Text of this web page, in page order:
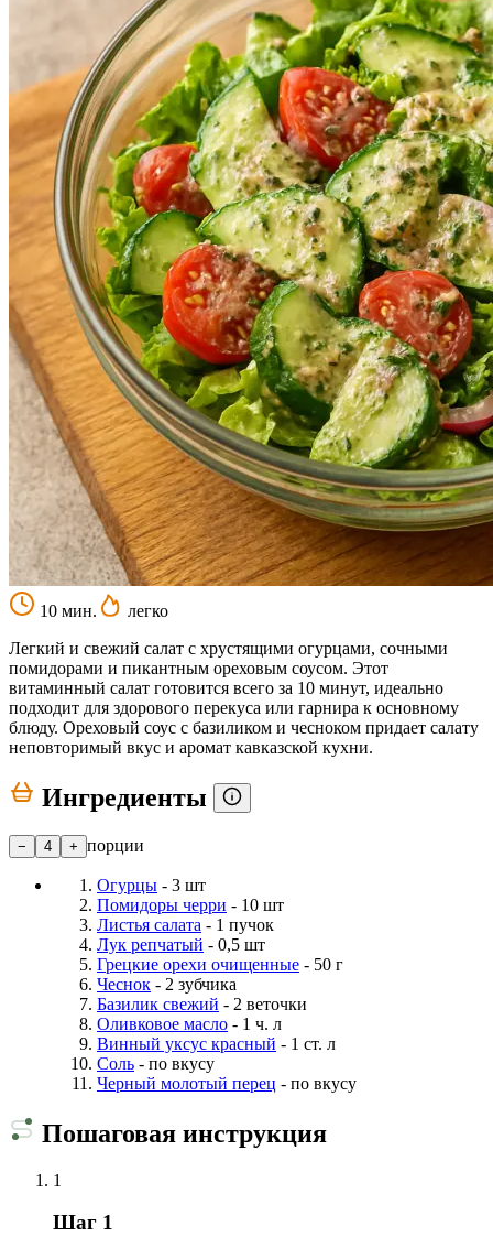
10 мин.
легко
Легкий и свежий салат с хрустящими огурцами, сочными
помидорами и пикантным ореховым соусом. Этот
витаминный салат готовится всего за 10 минут, идеально
подходит для здорового перекуса или гарнира к основному
блюду. Ореховый соус с базиликом и чесноком придает салату
неповторимый вкус и аромат кавказской кухни.
Ингредиенты
− 4 + порции
Огурцы - 3 шт
Помидоры черри - 10 шт
Листья салата - 1 пучок
Лук репчатый - 0,5 шт
Грецкие орехи очищенные - 50 г
Чеснок - 2 зубчика
Базилик свежий - 2 веточки
Оливковое масло - 1 ч. л
Винный уксус красный - 1 ст. л
Соль - по вкусу
Черный молотый перец - по вкусу
Пошаговая инструкция
1
Шаг 1